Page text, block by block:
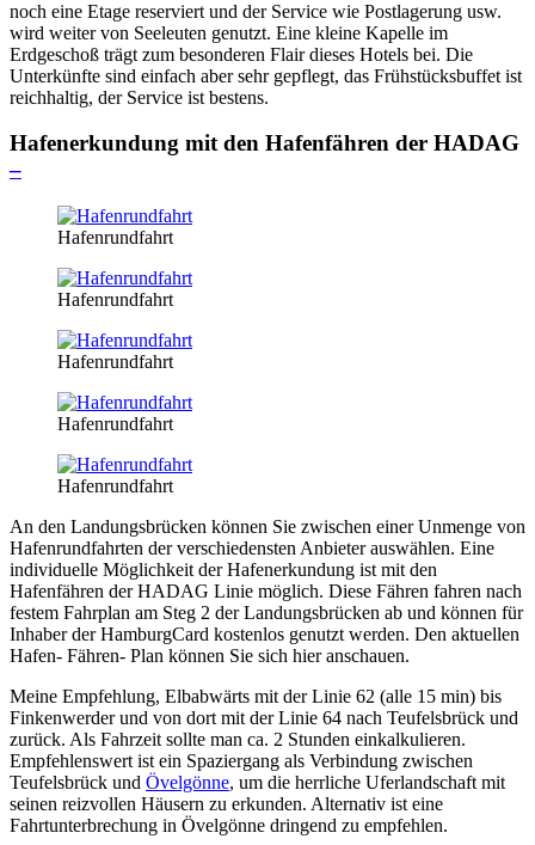
noch eine Etage reserviert und der Service wie Postlagerung usw.
wird weiter von Seeleuten genutzt. Eine kleine Kapelle im
Erdgeschoß trägt zum besonderen Flair dieses Hotels bei. Die
Unterkünfte sind einfach aber sehr gepflegt, das Frühstücksbuffet ist
reichhaltig, der Service ist bestens.
Hafenerkundung mit den Hafenfähren der HADAG
–
Hafenrundfahrt
Hafenrundfahrt
Hafenrundfahrt
Hafenrundfahrt
Hafenrundfahrt
An den Landungsbrücken können Sie zwischen einer Unmenge von
Hafenrundfahrten der verschiedensten Anbieter auswählen. Eine
individuelle Möglichkeit der Hafenerkundung ist mit den
Hafenfähren der HADAG Linie möglich. Diese Fähren fahren nach
festem Fahrplan am Steg 2 der Landungsbrücken ab und können für
Inhaber der HamburgCard kostenlos genutzt werden. Den aktuellen
Hafen- Fähren- Plan können Sie sich hier anschauen.
Meine Empfehlung, Elbabwärts mit der Linie 62 (alle 15 min) bis
Finkenwerder und von dort mit der Linie 64 nach Teufelsbrück und
zurück. Als Fahrzeit sollte man ca. 2 Stunden einkalkulieren.
Empfehlenswert ist ein Spaziergang als Verbindung zwischen
Teufelsbrück und Övelgönne, um die herrliche Uferlandschaft mit
seinen reizvollen Häusern zu erkunden. Alternativ ist eine
Fahrtunterbrechung in Övelgönne dringend zu empfehlen.